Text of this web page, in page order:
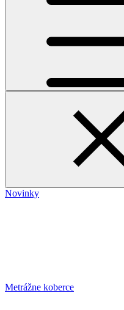
Novinky
Metrážne koberce